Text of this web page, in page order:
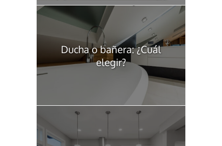
Ducha o bañera: ¿Cuál
elegir?